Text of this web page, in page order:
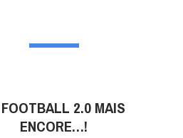
2.0 MAIS
ENCORE…!